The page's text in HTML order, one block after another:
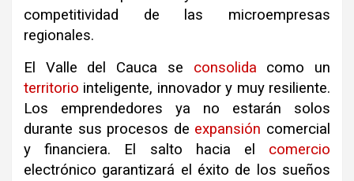
competitividad de las microempresas
regionales.
El Valle del Cauca se consolida como un
territorio inteligente, innovador y muy resiliente.
Los emprendedores ya no estarán solos
durante sus procesos de expansión comercial
y financiera. El salto hacia el comercio
electrónico garantizará el éxito de los sueños